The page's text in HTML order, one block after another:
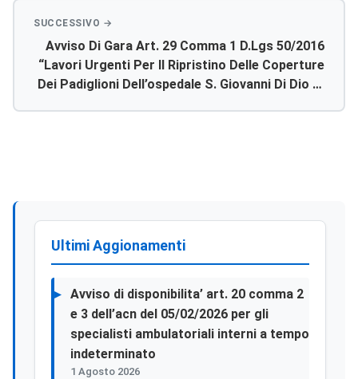
Avviso Di Gara Art. 29 Comma 1 D.lgs 50/2016
“lavori Urgenti Per Il Ripristino Delle Coperture
Dei Padiglioni Dell’ospedale S. Giovanni Di Dio Di
Ultimi Aggionamenti
Avviso di disponibilita’ art. 20 comma 2
e 3 dell’acn del 05/02/2026 per gli
specialisti ambulatoriali interni a tempo
indeterminato
1 Agosto 2026